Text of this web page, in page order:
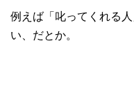
例えば「叱ってくれる
い、だとか。